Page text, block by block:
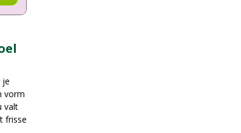
je
vorm
valt
frisse